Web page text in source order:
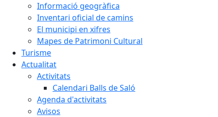
Informació geogràfica
Inventari oficial de camins
El municipi en xifres
Mapes de Patrimoni Cultural
Turisme
Actualitat
Activitats
Calendari Balls de Saló
Agenda d'activitats
Avisos